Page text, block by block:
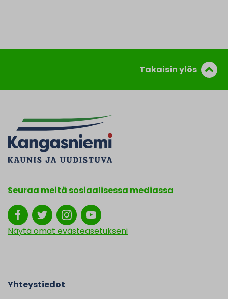
Takaisin ylös
Seuraa meitä sosiaalisessa mediassa
Näytä omat evästeasetukseni
Yhteystiedot